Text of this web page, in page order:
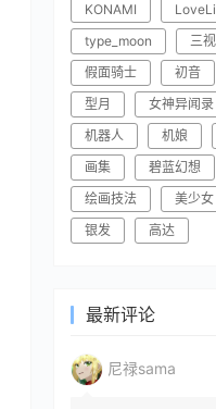
KONAMI
type_moon
三
假面骑士
初音
型月
女神异闻录
机器人
机娘
画集
碧蓝幻想
绘画技法
美少女
银发
高达
最新评论
尼禄sama